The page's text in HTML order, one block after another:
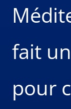
fait
pour